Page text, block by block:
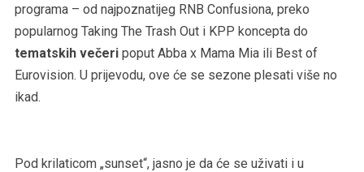
programa – od najpoznatijeg RNB Confusiona, preko
popularnog Taking The Trash Out i KPP koncepta do
tematskih večeripoput Abba x Mama Mia ili Best of
Eurovision. U prijevodu, ove će se sezone plesati više no
ikad.
Pod krilaticom „sunset“, jasno je da će se uživati i u